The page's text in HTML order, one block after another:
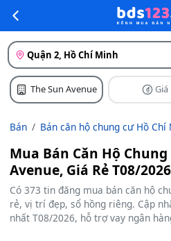
Quận 2, Hồ Chí Minh
The Sun Avenue Giá
Bán Bán căn hộ chung cư Hồ Chí
Mua Bán Căn Hộ Chung
Avenue, Giá Rẻ T08/2026
Có 373 tin đăng mua bán căn hộ
rẻ, vị trí đẹp, sổ hồng riêng. Cập
nhất T08/2026, hỗ trợ vay ngân